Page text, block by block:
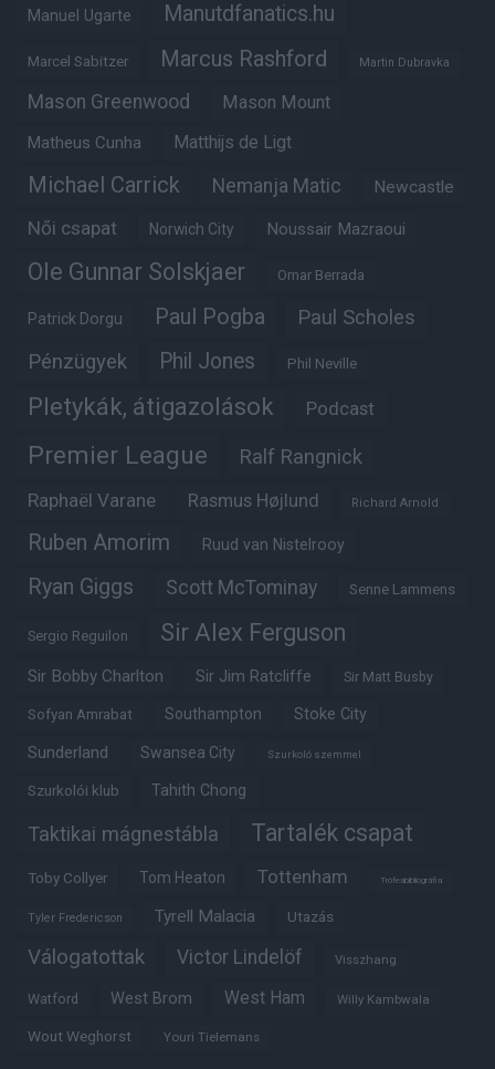
Manuel Ugarte Manutdfanatics.hu
Marcel Sabitzer Marcus Rashford Martin Dubravka
Mason Greenwood Mason Mount
Matheus Cunha Matthijs de Ligt
Michael Carrick Nemanja Matic Newcastle
Női csapat Norwich City Noussair Mazraoui
Ole Gunnar Solskjaer Omar Berrada
Patrick Dorgu Paul Pogba Paul Scholes
Pénzügyek Phil Jones Phil Neville
Pletykák, átigazolások Podcast
Premier League Ralf Rangnick
Raphaël Varane Rasmus Højlund Richard Arnold
Ruben Amorim Ruud van Nistelrooy
Ryan Giggs Scott McTominay Senne Lammens
Sergio Reguilon Sir Alex Ferguson
Sir Bobby Charlton Sir Jim Ratcliffe Sir Matt Busby
Sofyan Amrabat Southampton Stoke City
Sunderland Swansea City Szurkoló szemmel
Szurkolói klub Tahith Chong
Taktikai mágnestábla Tartalék csapat
Toby Collyer Tom Heaton Tottenham Trófeabibliográfia
Tyler Fredericson Tyrell Malacia Utazás
Válogatottak Victor Lindelöf Visszhang
Watford West Brom West Ham Willy Kambwala
Wout Weghorst Youri Tielemans